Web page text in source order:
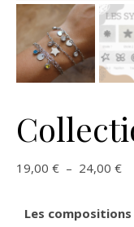
19,00 € – 24,00 €
Les compositions